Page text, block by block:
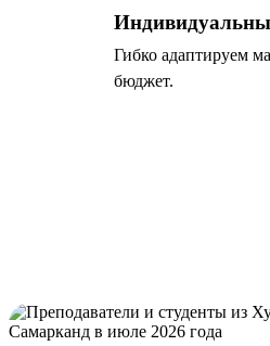
Гибко адаптируем
бюджет.